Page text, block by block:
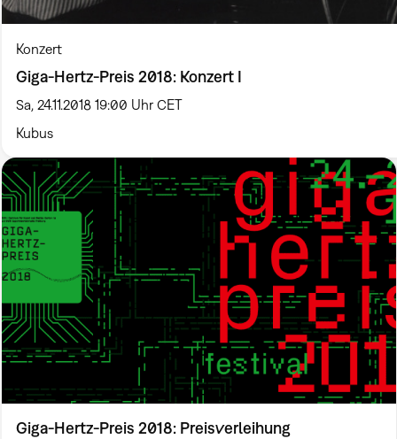
Konzert
Giga-Hertz-Preis 2018: Konzert I
Sa, 24.11.2018 19:00 Uhr CET
Kubus
Giga-Hertz-Preis 2018: Preisverleihung